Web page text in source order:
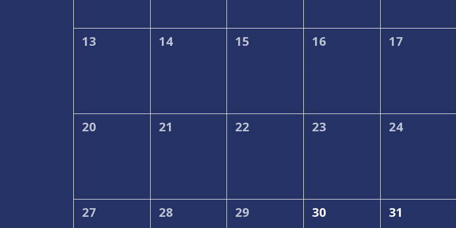
0
13
0
14
0
15
0
16
0
17
0
20
0
21
0
22
0
23
0
24
0
27
0
28
0
29
0
30
0
31